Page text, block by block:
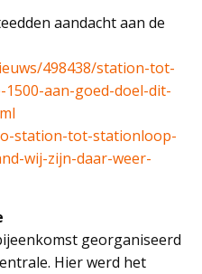
aandacht aan de
498438/station-tot-
aan-goed-doel-dit-
station-tot-stationloop-
wij-zijn-daar-weer-
georganiseerd
Hier werd het